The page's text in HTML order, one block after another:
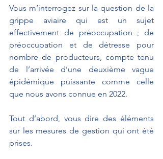
Vous m’interrogez sur la question de la
grippe aviaire qui est un sujet
effectivement de préoccupation ; de
préoccupation et de détresse pour
nombre de producteurs, compte tenu
de l’arrivée d’une deuxième vague
épidémique puissante comme celle
que nous avons connue en 2022.
Tout d’abord, vous dire des éléments
sur les mesures de gestion qui ont été
prises.